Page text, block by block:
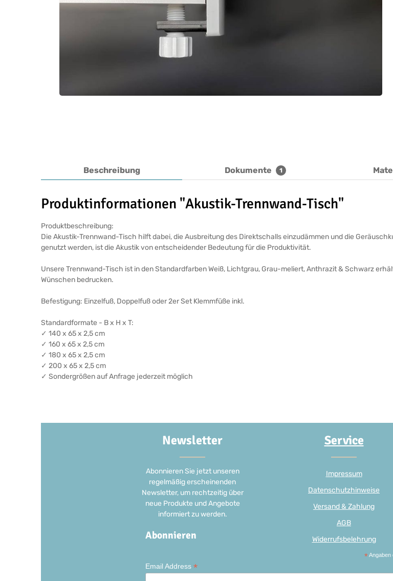
Beschreibung Dokumente 1
Produktinformationen "Akustik-Trennwand-Tisch"
Produktbeschreibung:
Die Akustik-Trennwand-Tisch hilft dabei, die Ausbreitung des Direktschalls einzudämmen und die
genutzt werden, ist die Akustik von entscheidender Bedeutung für die Produktivität.
Unsere Trennwand-Tisch ist in den Standardfarben Weiß, Lichtgrau, Grau-meliert, Anthrazit & Schwarz
Wünschen bedrucken.
Befestigung: Einzelfuß, Doppelfuß oder 2er Set Klemmfüße inkl.
Standardformate - B x H x T:
✓ 140 x 65 x 2,5 cm
✓ 160 x 65 x 2,5 cm
✓ 180 x 65 x 2,5 cm
✓ 200 x 65 x 2,5 cm
✓ Sondergrößen auf Anfrage jederzeit möglich
Newsletter
Abonnieren Sie jetzt unseren
regelmäßig erscheinenden
Newsletter, um rechtzeitig über
neue Produkte und Angebote
informiert zu werden.
Abonnieren
* Angaben
Email Address *
Service
Impressum
Datenschutzhinweise
Versand & Zahlung
AGB
Widerrufsbelehrung